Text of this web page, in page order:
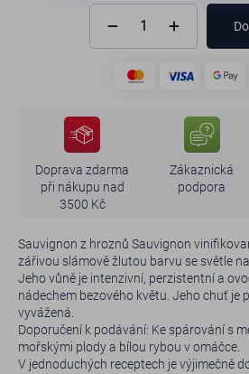
Doprava zdarma
při nákupu nad
3500 Kč
Zákaznická
podpora
Sauvignon z hroznů Sauvignon
zářivou slámově žlutou barvu se světle
Jeho vůně je intenzivní, perzistentní a
nádechem bezového květu. Jeho chuť je
vyvážená.
Doporučení k podávání: Ke spárování s
mořskými plody a bílou rybou v omáčce.
V jednoduchých receptech je výjimečně